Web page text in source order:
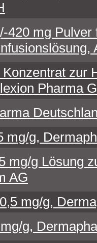
420 mg
zur
Pharma
mg/g,
mg/g Lösung
AG
mg/g,
g,